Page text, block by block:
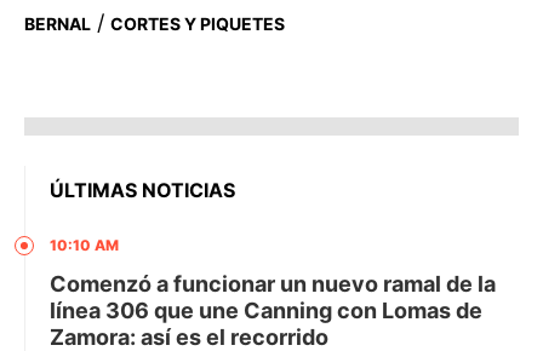
BERNAL / CORTES Y PIQUETES
ÚLTIMAS NOTICIAS
10:10 AM
Comenzó a funcionar un nuevo ramal de la
línea 306 que une Canning con Lomas de
Zamora: así es el recorrido